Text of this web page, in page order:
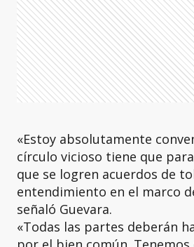
«Estoy absolutamente
círculo vicioso tiene que
que se logren acuerdos de
entendimiento en el marco
señaló Guevara.
«Todas las partes deberán